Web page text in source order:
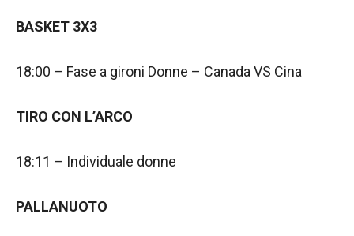
BASKET 3X3
18:00 – Fase a gironi Donne – Canada VS Cina
TIRO CON L’ARCO
18:11 – Individuale donne
PALLANUOTO